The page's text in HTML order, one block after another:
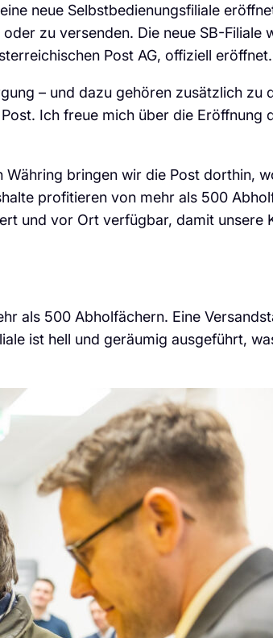
neue Selbstbedienungsfiliale
zu versenden. Die neue SB-Filiale
Post AG, offiziell eröffnet.
– und dazu gehören zusätzlich zu
Ich freue mich über die Eröffnung
Währing bringen wir die Post dorthin,
profitieren von mehr als 500
und vor Ort verfügbar, damit unsere
als 500 Abholfächern. Eine
ist hell und geräumig ausgeführt,